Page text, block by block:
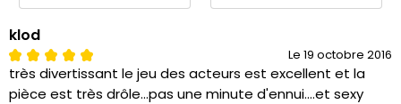
klod
Le 19 octobre 2016
très divertissant le jeu des acteurs est excellent et la
pièce est très drôle...pas une minute d'ennui....et sexy